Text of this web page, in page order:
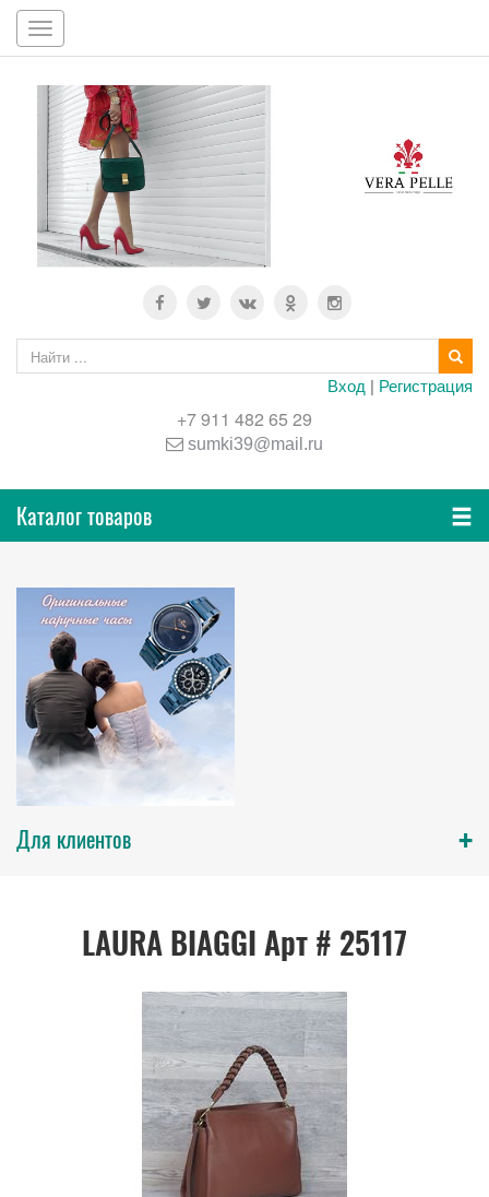
Toggle
navigation
Вход | Регистрация
+7 911 482 65 29
sumki39@mail.ru
Каталог товаров
Для клиентов +
LAURA BIAGGI Арт # 25117